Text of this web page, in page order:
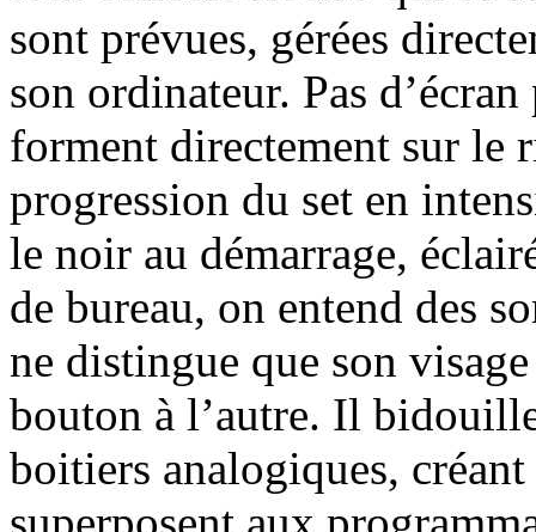
sont prévues, gérées
son ordinateur. Pas
forment directement sur le
progression du set en
le noir au démarrage,
de bureau, on entend des
ne distingue que son
bouton à l’autre. Il
boitiers analogiques,
superposent aux